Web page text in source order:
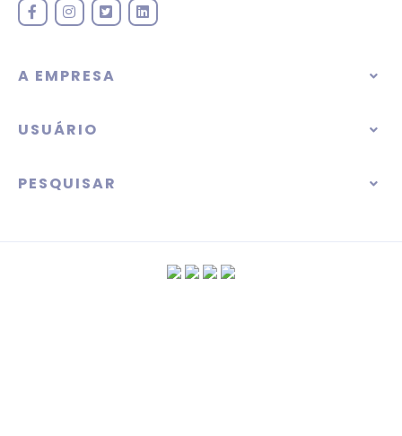
A EMPRESA
USUÁRIO
PESQUISAR